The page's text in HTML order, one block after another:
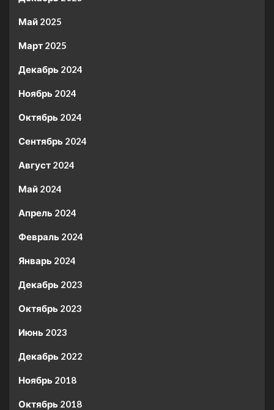
Май 2025
Март 2025
Декабрь 2024
Ноябрь 2024
Октябрь 2024
Сентябрь 2024
Август 2024
Май 2024
Апрель 2024
Февраль 2024
Январь 2024
Декабрь 2023
Октябрь 2023
Июнь 2023
Декабрь 2022
Ноябрь 2018
Октябрь 2018